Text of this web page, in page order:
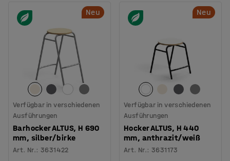
Neu
Verfügbar in verschiedenen
Ausführungen
Barhocker ALTUS, H 690
mm, silber/birke
Art. Nr.:3631422
Neu
Verfügbar in verschiedenen
Ausführungen
Hocker ALTUS, H 440
mm, anthrazit/weiß
Art. Nr.:3631173